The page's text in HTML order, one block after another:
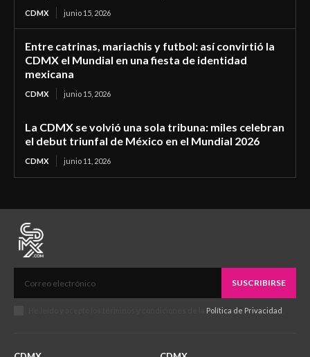
CDMX junio 15, 2026
Entre catrinas, mariachis y futbol: así convirtió la
CDMX el Mundial en una fiesta de identidad
mexicana
CDMX junio 15, 2026
La CDMX se volvió una sola tribuna: miles celebran
el debut triunfal de México en el Mundial 2026
CDMX junio 11, 2026
SUSCRIBIRSE
Política de Privacidad